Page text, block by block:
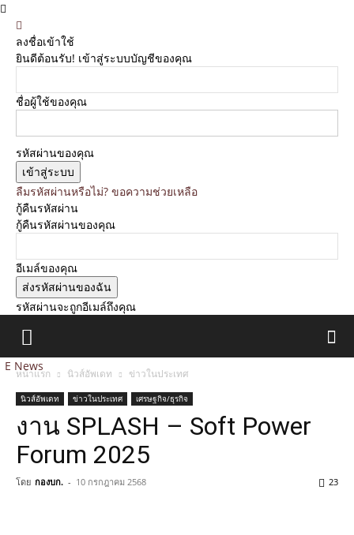
ลงชื่อเข้าใช้
ยินดีต้อนรับ! เข้าสู่ระบบบัญชีของคุณ
ชื่อผู้ใช้ของคุณ
รหัสผ่านของคุณ
ลืมรหัสผ่านหรือไม่? ขอความช่วยเหลือ
กู้คืนรหัสผ่าน
กู้คืนรหัสผ่านของคุณ
อีเมล์ของคุณ
รหัสผ่านจะถูกอีเมล์ถึงคุณ
E News
หน้าแรก นิวส์อัพเดท ข่าวในประเทศ
นิวส์อัพเดท ข่าวในประเทศ เศรษฐกิจ/ธุรกิจ
งาน SPLASH – Soft Power
Forum 2025
โดย กองบก. - 10 กรกฎาคม 2568 23